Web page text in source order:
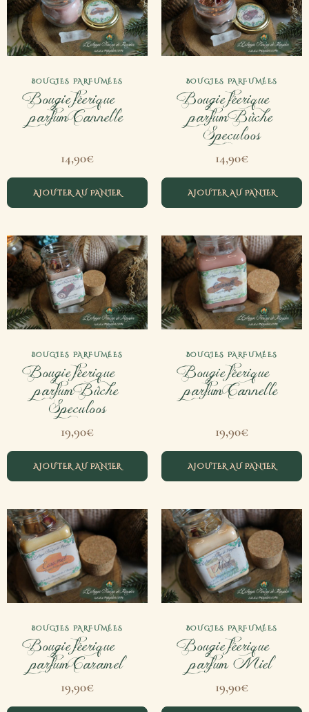
BOUGIES PARFUMÉES
Bougie féerique –
parfum Cannelle
14,90€
AJOUTER AU PANIER
BOUGIES PARFUMÉES
Bougie féerique –
parfum Bûche
Speculoos
14,90€
AJOUTER AU PANIER
BOUGIES PARFUMÉES
Bougie féerique –
parfum Bûche
Speculoos
19,90€
AJOUTER AU PANIER
BOUGIES PARFUMÉES
Bougie féerique –
parfum Cannelle
19,90€
AJOUTER AU PANIER
BOUGIES PARFUMÉES
Bougie féerique –
parfum Caramel
19,90€
BOUGIES PARFUMÉES
Bougie féerique –
parfum Miel
19,90€